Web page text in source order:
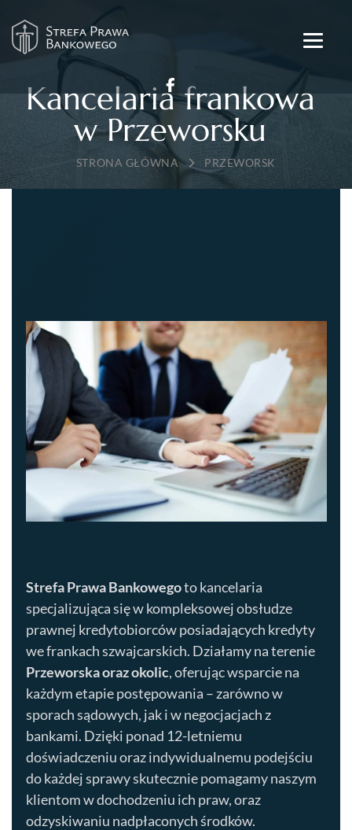
Kancelaria frankowa
w Przeworsku
→PRZEWORSK
Strefa Prawa Bankowegoto kancelaria
specjalizująca się w kompleksowej obsłudze
prawnej kredytobiorców posiadających kredyty
we frankach szwajcarskich. Działamy na terenie
Przeworskaoraz okolic, oferując wsparcie na
każdym etapie postępowania – zarówno w
sporach sądowych, jak i w negocjacjach z
bankami. Dzięki ponad 12-letniemu
doświadczeniu oraz indywidualnemu podejściu
do każdej sprawy skutecznie pomagamy naszym
klientom w dochodzeniu ich praw, oraz
odzyskiwaniu nadpłaconych środków.